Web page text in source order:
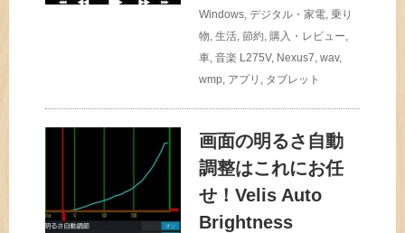
Windows, デジタル・家電, 乗り
物, 生活, 節約, 購入・レビュー,
車, 音楽 L275V, Nexus7, wav,
wmp, アプリ , タブレット
画面の明るさ自動
調整はこれにお任
せ！Velis Auto
Brightness